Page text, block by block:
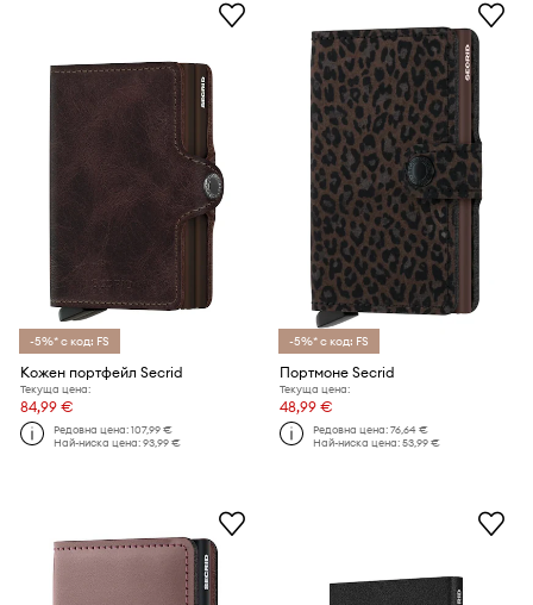
-5%* с код: FS
Кожен портфейл Secrid
Текуща цена:
84,99 €
Редовна цена:107,99 €
Най-ниска цена:93,99 €
-5%* с код: FS
Портмоне Secrid
Текуща цена:
48,99 €
Редовна цена:76,64 €
Най-ниска цена:53,99 €